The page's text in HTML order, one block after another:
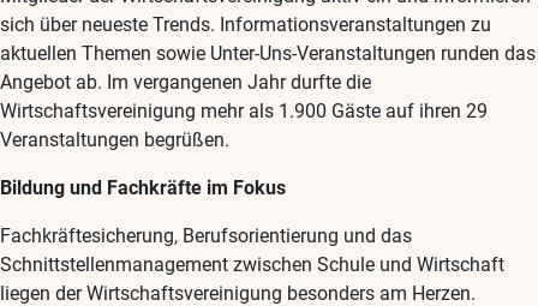
sich über neueste Trends. Informationsveranstaltungen zu
aktuellen Themen sowie Unter-Uns-Veranstaltungen runden das
Angebot ab. Im vergangenen Jahr durfte die
Wirtschaftsvereinigung mehr als 1.900 Gäste auf ihren 29
Veranstaltungen begrüßen.
Bildung und Fachkräfte im Fokus
Fachkräftesicherung, Berufsorientierung und das
Schnittstellenmanagement zwischen Schule und Wirtschaft
liegen der Wirtschaftsvereinigung besonders am Herzen.